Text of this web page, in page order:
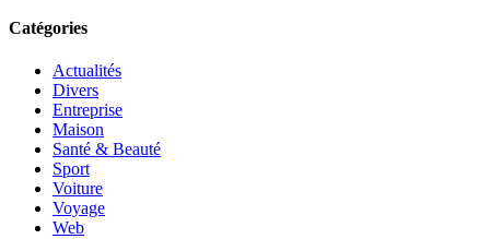
Catégories
Actualités
Divers
Entreprise
Maison
Santé & Beauté
Sport
Voiture
Voyage
Web